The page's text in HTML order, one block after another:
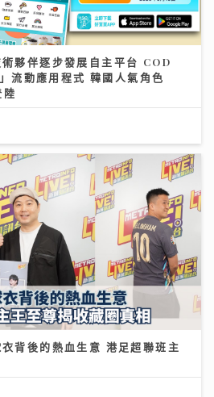
夥伴逐步發展自主平台 COD
流動應用程式 韓國人氣角色
陸
衣背後的熱血生意 港足超聯班主